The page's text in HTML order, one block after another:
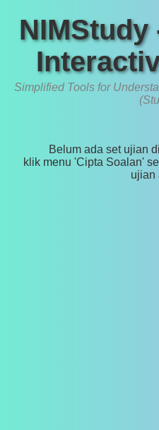
NIMStudy
Simplified Tools for
Belum ada set ujian
klik menu 'Cipta Soalan'
ujian